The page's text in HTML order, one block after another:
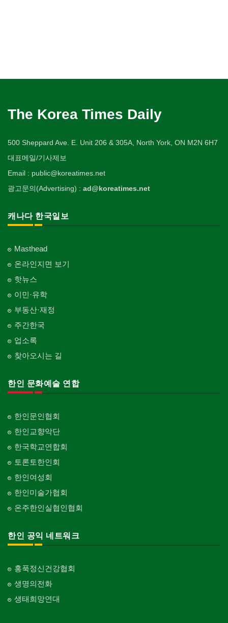
The Korea Times Daily
500 Sheppard Ave. E. Unit 206 & 305A, North York, ON M2N 6H7
대표메일/기사제보
Email : public@koreatimes.net
광고문의(Advertising) : ad@koreatimes.net
캐나다 한국일보
Masthead
온라인지면 보기
핫뉴스
이민·유학
부동산·재정
주간한국
업소록
찾아오시는 길
한인 문화예술 연합
한인문인협회
한인교향악단
한국학교연합회
토론토한인회
한인여성회
한인미술가협회
온주한인실협인협회
한인 공익 네트워크
홍푹정신건강협회
생명의전화
생태희망연대